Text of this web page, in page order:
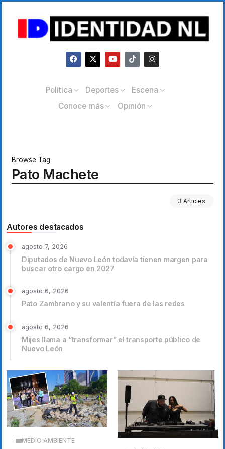
Política Deportes
Escena
Conoce más
Opinión
Browse Tag
Pato Machete
3 Articles
Autores destacados
agosto 7, 2026
Diputados de Nuevo León todavía tienen margen para
buscar otro cargo en 2027
agosto 6, 2026
Pato Zambrano y su valentía fuera de las redes
agosto 6, 2026
Mijes llama a “transformar” el transporte público de
Nuevo León
MEDIO AMBIENTE